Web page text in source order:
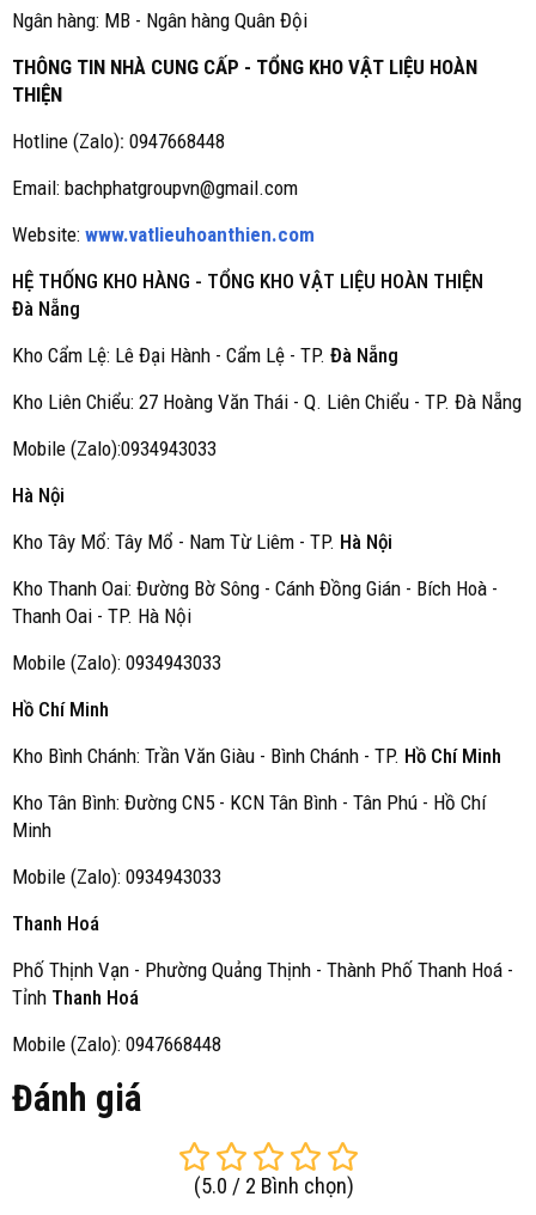
Ngân hàng: MB - Ngân hàng Quân Đội
THÔNG TIN NHÀ CUNG CẤP - TỔNG KHO VẬT LIỆU HOÀN
THIỆN
Hotline (Zalo): 0947668448
Email: bachphatgroupvn@gmail.com
Website: www.vatlieuhoanthien.com
HỆ THỐNG KHO HÀNG - TỔNG KHO VẬT LIỆU HOÀN THIỆN
Đà Nẵng
Kho Cẩm Lệ: Lê Đại Hành - Cẩm Lệ - TP. Đà Nẵng
Kho Liên Chiểu: 27 Hoàng Văn Thái - Q. Liên Chiểu - TP. Đà Nẵng
Mobile (Zalo):0934943033
Hà Nội
Kho Tây Mổ: Tây Mổ - Nam Từ Liêm - TP. Hà Nội
Kho Thanh Oai: Đường Bờ Sông - Cánh Đồng Gián - Bích Hoà -
Thanh Oai - TP. Hà Nội
Mobile (Zalo): 0934943033
Hồ Chí Minh
Kho Bình Chánh: Trần Văn Giàu - Bình Chánh - TP. Hồ Chí Minh
Kho Tân Bình: Đường CN5 - KCN Tân Bình - Tân Phú - Hồ Chí
Minh
Mobile (Zalo): 0934943033
Thanh Hoá
Phố Thịnh Vạn - Phường Quảng Thịnh - Thành Phố Thanh Hoá -
Tỉnh Thanh Hoá
Mobile (Zalo): 0947668448
Đánh giá
(5.0 / 2 Bình chọn)